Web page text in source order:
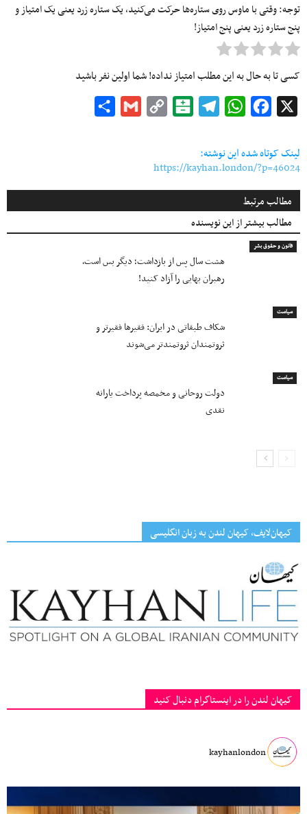
توجه: وقتی با ماوس روی ستاره‌ها حرکت می‌کنید، یک ستاره زرد یعنی یک امتیاز و
پنج ستاره زرد یعنی پنج امتیاز!
کسی تا به حال به این مطلب امتیاز نداده! شما اولین نفر باشید
Facebook
WhatsApp
Telegram
Balatarin
Copy
Gmail
لینک کوتاه شده این نوشته:
https://kayhan.london/?p=46024
مطالب مرتبط
مطالب بیشتر از این نویسنده
قانون و حقوق بشر
هشت سال پس از بازداشت؛ دیگر بس است٬
رهبران بهایی را آزاد کنید!
سیاست
شکاف طبقاتی در ایران: فقیرها فقیرتر و
ثروتمندان ثروتمندتر می‌شوند
سیاست
دولت روحانی و مخمصه پرداخت یارانه
نقدی
کیهان‌لایف، کیهان لندن به زبان انگلیسی
کیهان لندن را در اینستاگرام دنبال کنید
kayhanlondon